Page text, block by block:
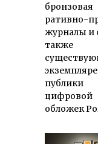
ративно-
журналы и
также
обложек